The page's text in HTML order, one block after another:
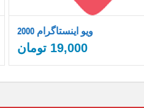
2000 ویو اینستاگرام
19,000 تومان